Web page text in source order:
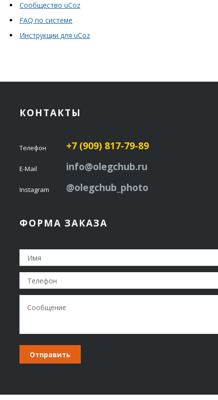
Сообщество uCoz
FAQ по системе
Инструкции для uCoz
КОНТАКТЫ
Телефон +7 (909) 817-79-89
E-Mail info@olegchub.ru
Instagram @olegchub_photo
ФОРМА ЗАКАЗА